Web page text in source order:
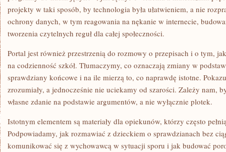
projekty w taki sposób, by technologia była ułatwieniem, a nie
ochrony danych, w tym reagowania na nękanie w internecie,
tworzenia czytelnych reguł dla całej społeczności.
Portal jest również przestrzenią do rozmowy o przepisach i o tym,
na codzienność szkół. Tłumaczymy, co oznaczają zmiany w
sprawdziany końcowe i na ile mierzą to, co naprawdę istotne.
zrozumiały, a jednocześnie nie uciekamy od szarości. Zależy nam,
własne zdanie na podstawie argumentów, a nie wyłącznie plotek.
Istotnym elementem są materiały dla opiekunów, którzy często
Podpowiadamy, jak rozmawiać z dzieckiem o sprawdzianach bez
komunikować się z wychowawcą w sytuacji sporu i jak budować